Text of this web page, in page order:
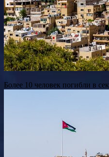
Более 10 человек погибли в